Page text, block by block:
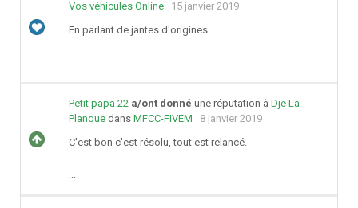
Vos véhicules Online
15 janvier 2019
En parlant de jantes d'origines
...
Petit papa 22 a/ont donné une réputation à Dje La
Planque dans MFCC-FIVEM
8 janvier 2019
C'est bon c'est résolu, tout est relancé.
...